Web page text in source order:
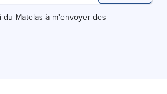
du Matelas à m'envoyer des